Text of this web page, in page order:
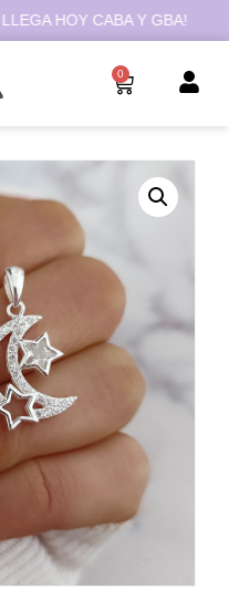
HOY CABA Y GBA!
0